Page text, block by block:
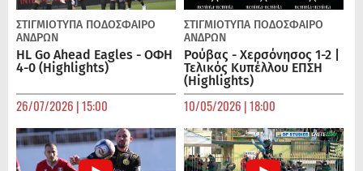
ΣΤΙΓΜΙΟΤΥΠΑ ΠΟΔΌΣΦΑΙΡΟ
ΑΝΔΡΏΝ
HL Go Ahead Eagles - ΟΦΗ
4-0 (Highlights)
26/07/2026 | 15:00
ΣΤΙΓΜΙΟΤΥΠΑ ΠΟΔΌΣΦΑΙΡΟ
ΑΝΔΡΏΝ
Ρούβας - Χερσόνησος 1-2 |
Τελικός Κυπέλλου ΕΠΣΗ
(Highlights)
10/05/2026 | 18:00